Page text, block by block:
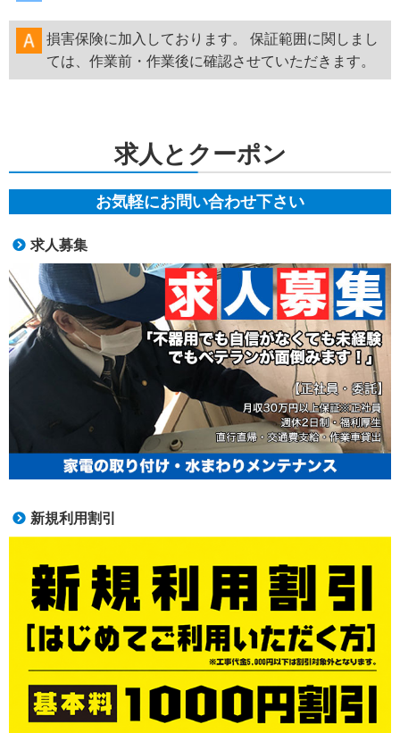
損害保険に加入しております。 保証範囲に関しまし
ては、作業前・作業後に確認させていただきます。
求人とクーポン
お気軽にお問い合わせ下さい
求人募集
新規利用割引